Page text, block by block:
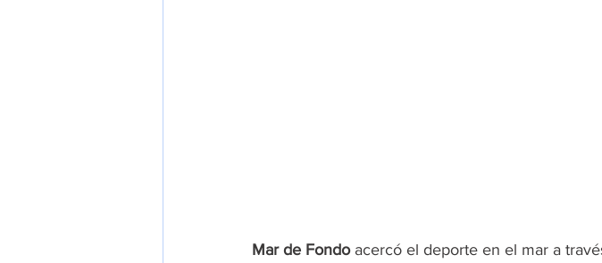
Mar de Fondo acercó el deporte en el mar a